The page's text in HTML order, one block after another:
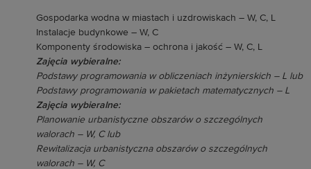
Gospodarka wodna w miastach i uzdrowiskach – W, C, L
Instalacje budynkowe – W, C
Komponenty środowiska – ochrona i jakość – W, C, L
Zajęcia wybieralne:
Podstawy programowania w obliczeniach inżynierskich – L lub
Podstawy programowania w pakietach matematycznych – L
Zajęcia wybieralne:
Planowanie urbanistyczne obszarów o szczególnych
walorach – W, C lub
Rewitalizacja urbanistyczna obszarów o szczególnych
walorach – W, C